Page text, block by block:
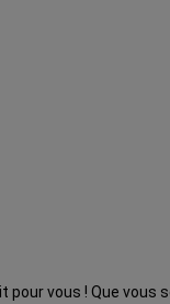
vous ! Que vous